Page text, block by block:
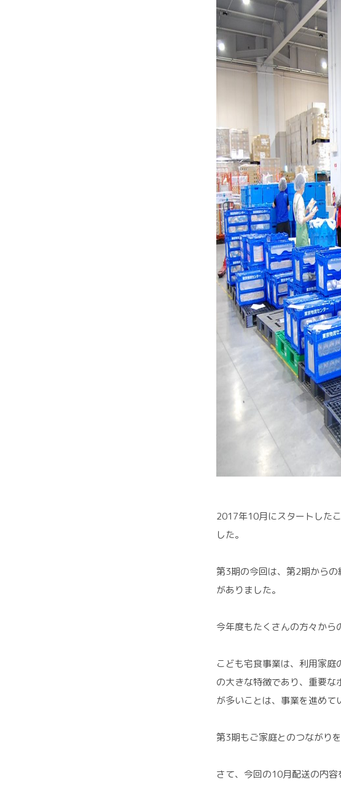
2017年10月にスタートした
した。
第3期の今回は、第2期から
がありました。
今年度もたくさんの方々から
こども宅食事業は、利用家
の大きな特徴であり、重要
が多いことは、事業を進めて
第3期もご家庭とのつながり
さて、今回の10月配送の内容